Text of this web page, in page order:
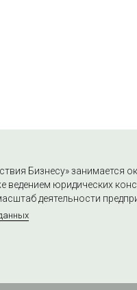
Бизнесу» занимается
ведением юридических
деятельности